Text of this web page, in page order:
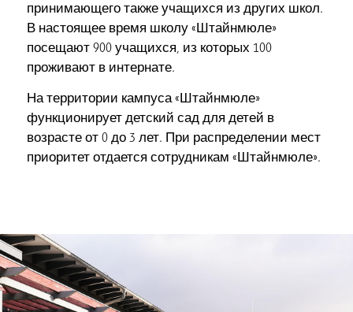
принимающего также учащихся из других школ.
В настоящее время школу «Штайнмюле»
посещают 900 учащихся, из которых 100
проживают в интернате.
На территории кампуса «Штайнмюле»
функционирует детский сад для детей в
возрасте от 0 до 3 лет. При распределении мест
приоритет отдается сотрудникам «Штайнмюле».